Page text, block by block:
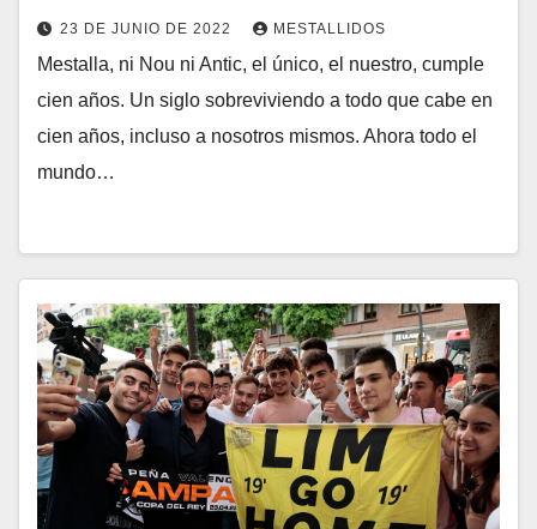
23 DE JUNIO DE 2022 MESTALLIDOS
Mestalla, ni Nou ni Antic, el único, el nuestro, cumple
cien años. Un siglo sobreviviendo a todo que cabe en
cien años, incluso a nosotros mismos. Ahora todo el
mundo…